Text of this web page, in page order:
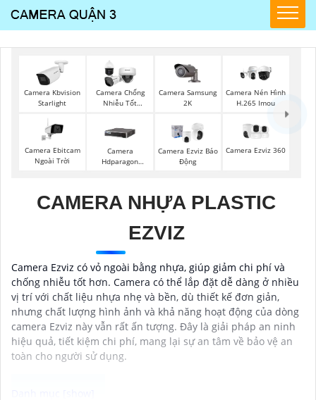
Camera Kbvision
Starlight
Camera Chống
Nhiễu Tốt
Camera Samsung
2K
Camera Nén Hình
H.265 Imou
Camera Ebitcam
Ngoài Trời
Camera
Hdparagon
Camera Ezviz Báo
Động
Camera Ezviz 360
CAMERA NHỰA PLASTIC
EZVIZ
Camera Ezviz có vỏ ngoài bằng nhựa, giúp giảm chi phí và
chống nhiễu tốt hơn. Camera có thể lắp đặt dễ dàng ở nhiều
vị trí với chất liệu nhựa nhẹ và bền, dù thiết kế đơn giản,
nhưng chất lượng hình ảnh và khả năng hoạt động của dòng
camera Ezviz này vẫn rất ấn tượng. Đây là giải pháp an ninh
hiệu quả, tiết kiệm chi phí, mang lại sự an tâm về bảo vệ an
toàn cho người sử dụng.